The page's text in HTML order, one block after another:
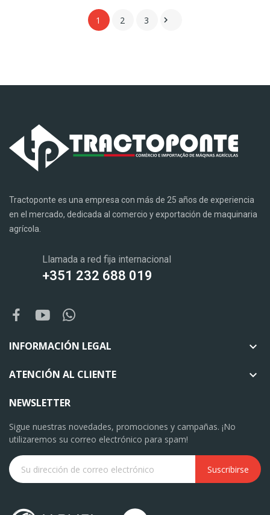
1 2 3 
Tractoponte es una empresa con más de 25 años de experiencia
en el mercado, dedicada al comercio y exportación de maquinaria
agrícola.
Llamada a red fija internacional
+351 232 688 019
INFORMACIÓN LEGAL 
ATENCIÓN AL CLIENTE 
NEWSLETTER
Sigue nuestras novedades, promociones y campañas. ¡No
utilizaremos su correo electrónico para spam!
Suscribirse